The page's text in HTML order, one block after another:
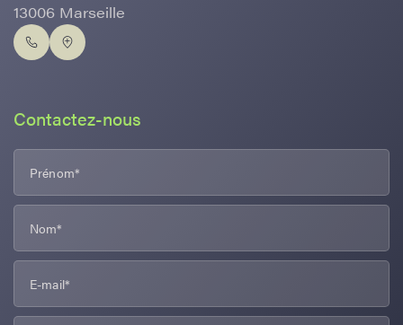
13006 Marseille
Contactez-nous